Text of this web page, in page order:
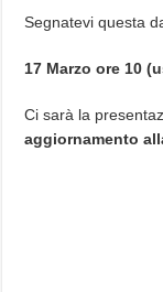
Segnatevi questa
17 Marzo ore 10
Ci sarà la
aggiornamento